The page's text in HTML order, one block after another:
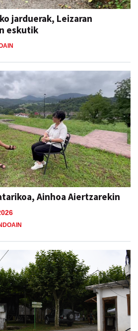
jarduerak, Leizaran
eskutik
Ainhoa Aiertzarekin